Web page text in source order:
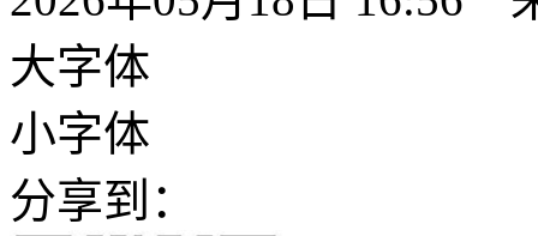
大字体
小字体
分享到：